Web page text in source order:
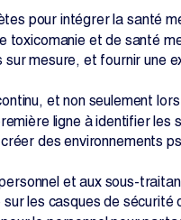
pour intégrer la santé
toxicomanie et de santé
mesure, et fournir une
et non seulement
ligne à identifier les
des environnements
et aux sous-
les casques de sécurité